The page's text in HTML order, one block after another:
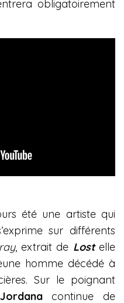
obligatoirement
été une artiste qui
sur différents
, extrait de Lostelle
homme décédé à
Sur le poignant
continue de